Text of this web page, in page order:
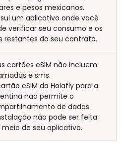
e pesos mexicanos.
um aplicativo onde você
verificar seu consumo e os
restantes do seu contrato.
cartões eSIM não incluem
e sms.
eSIM da Holafly para a
não permite o
de dados.
não pode ser feita
meio de seu aplicativo.